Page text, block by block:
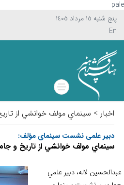
پنج شنبه ١٥ مرداد ١٤٠٥
اخبار > سينماي مولف خوانشي از
دبیر علمی نشست سینمای مؤلف:
سينماي مولف خوانشي از تاريخ و
لاله، دبير علمي